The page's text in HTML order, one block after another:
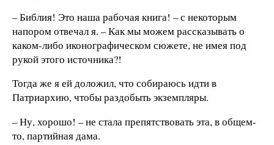
– Библия! Это наша рабочая книга! – с некоторым
напором отвечал я. – Как мы можем рассказывать о
каком-либо иконографическом сюжете, не имея под
рукой этого источника?!
Тогда же я ей доложил, что собираюсь идти в
Патриархию, чтобы раздобыть экземпляры.
– Ну, хорошо! – не стала препятствовать эта, в общем-
то, партийная дама.